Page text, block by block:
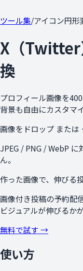
ツール集/アイコン円形
X（Twitter
換
プロフィール画像を
背景も自由にカスタマ
画像をドロップ または
JPEG / PNG / WebP
ん。
作った画像で、伸びる
画像付き投稿の予約配
ビジュアルが伸びるか
無料で試す →
使い方